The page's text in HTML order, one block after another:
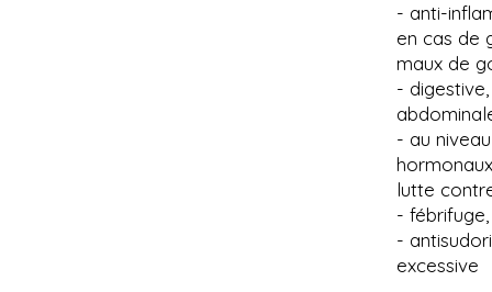
- anti-
en cas de
maux de
-
- au
lutte
-
-
excessive